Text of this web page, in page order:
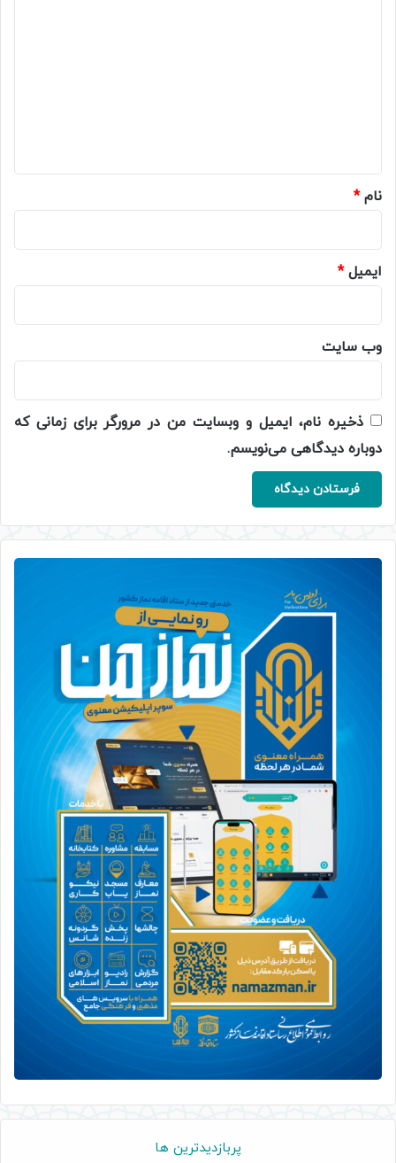
نام*
ایمیل*
وب‌ سایت
ذخیره نام، ایمیل و وبسایت من در مرورگر برای زمانی که
دوباره دیدگاهی می‌نویسم.
پربازدیدترین ها